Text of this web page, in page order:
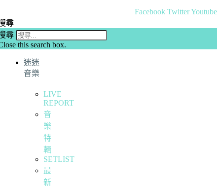
Facebook TwitterYoutube
尋
尋
this search box.
迷迷
音樂
LIVE
REPORT
音
樂
特
輯
SETLIST
最
新